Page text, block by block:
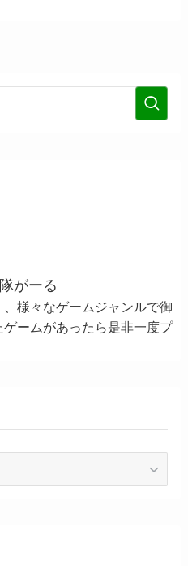
がーる
様々なゲームジャンルで御
ームがあったら是非一度プ